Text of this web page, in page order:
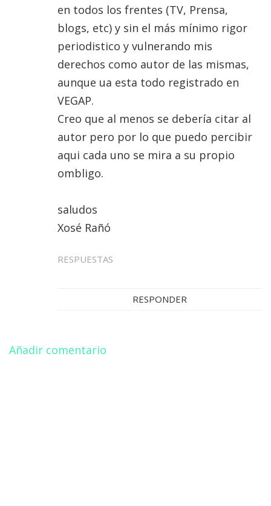
en todos los frentes (TV, Prensa,
blogs, etc) y sin el más mínimo rigor
periodistico y vulnerando mis
derechos como autor de las mismas,
aunque ua esta todo registrado en
VEGAP.
Creo que al menos se debería citar al
autor pero por lo que puedo percibir
aqui cada uno se mira a su propio
ombligo.
saludos
Xosé Rañó
RESPUESTAS
RESPONDER
Añadir comentario